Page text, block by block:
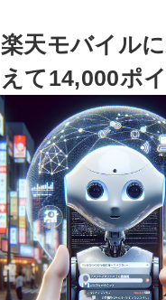
楽天モバイル
えて14,000ポ